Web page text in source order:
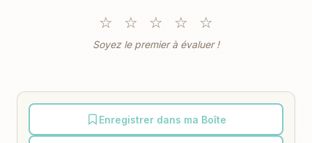
☆ ☆ ☆ ☆ ☆
Soyez le premier à évaluer !
Enregistrer dans ma Boîte